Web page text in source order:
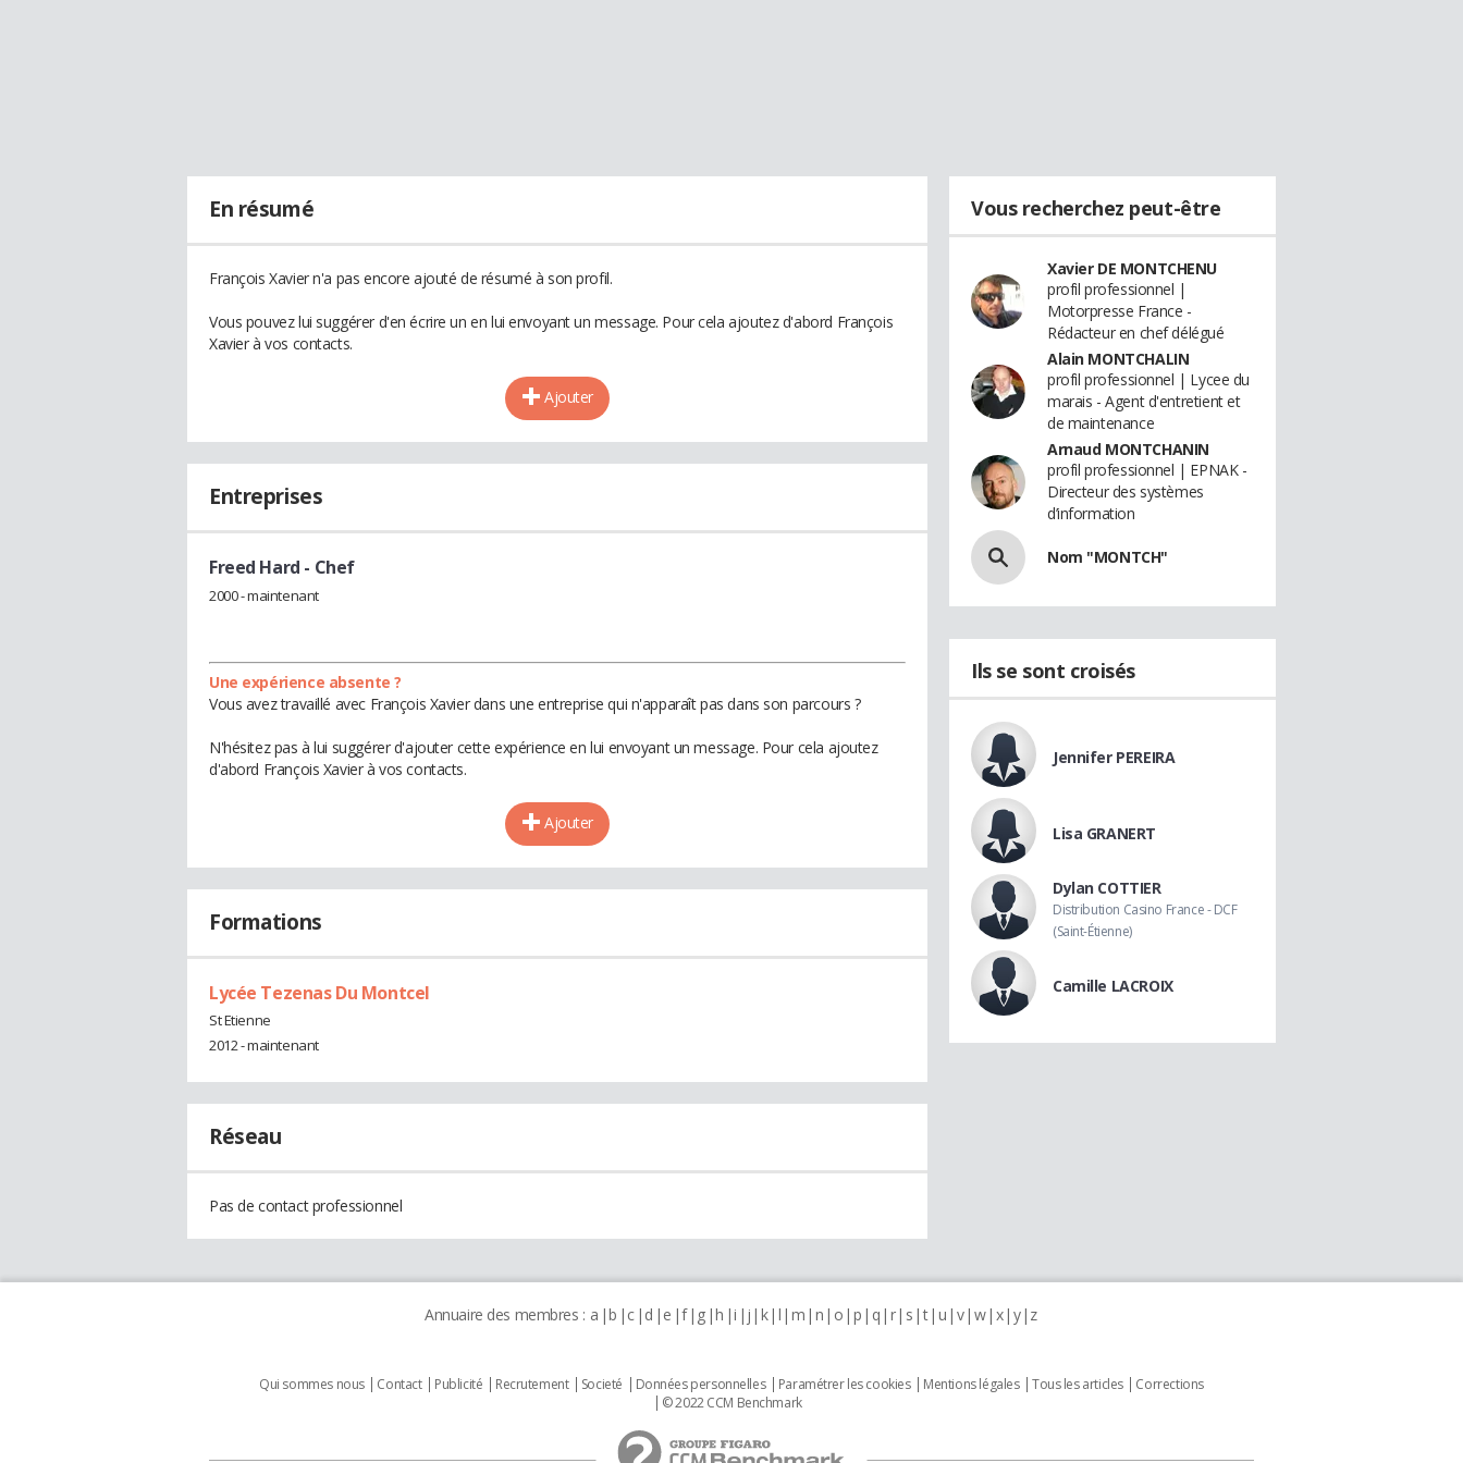
En résumé
François Xavier n'a pas encore ajouté de résumé à son profil.
Vous pouvez lui suggérer d'en écrire un en lui envoyant un message. Pour cela ajoutez d'abord François
Xavier à vos contacts.
Ajouter
Entreprises
Freed Hard - Chef
2000 - maintenant
Une expérience absente ?
Vous avez travaillé avec François Xavier dans une entreprise qui n'apparaît pas dans son parcours ?
N'hésitez pas à lui suggérer d'ajouter cette expérience en lui envoyant un message. Pour cela ajoutez
d'abord François Xavier à vos contacts.
Ajouter
Formations
Lycée Tezenas Du Montcel
St Etienne
2012 - maintenant
Réseau
Pas de contact professionnel
Vous recherchez peut-être
Xavier DE MONTCHENU
profil professionnel |
Motorpresse France -
Rédacteur en chef délégué
Alain MONTCHALIN
profil professionnel | Lycee du
marais - Agent d'entretient et
de maintenance
Arnaud MONTCHANIN
profil professionnel | EPNAK -
Directeur des systèmes
d’information
Nom "MONTCH"
Ils se sont croisés
Jennifer PEREIRA
Lisa GRANERT
Dylan COTTIER
Distribution Casino France - DCF
(Saint-Étienne)
Camille LACROIX
Annuaire des membres : a b c d e f g h i j k l m n o p q r s t u v w x y z
Qui sommes nous Contact Publicité Recrutement Societé Données personnelles Paramétrer les cookies Mentions légales Tous les articles
Corrections
© 2022 CCM Benchmark